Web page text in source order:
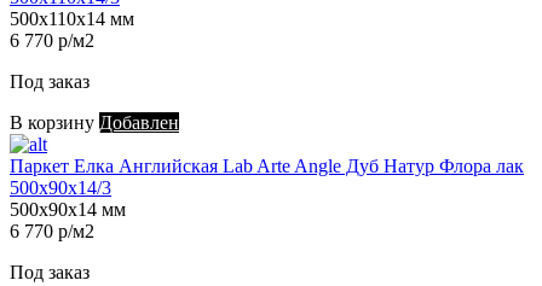
500х110х14 мм
6 770 р/м2
Под заказ
В корзину Добавлен
Паркет Елка Английская Lab Arte Angle Дуб Натур Флора лак
500х90х14/3
500х90х14 мм
6 770 р/м2
Под заказ